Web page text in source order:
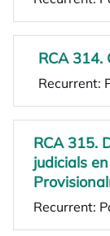
RCA 314.
Recurrent:
RCA 315.
judicials
Recurrent: